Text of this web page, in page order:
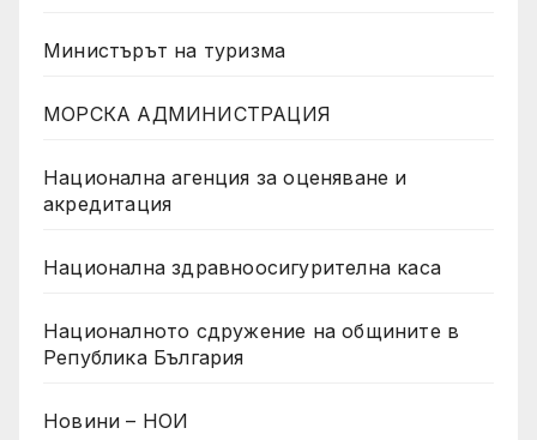
Министърът на туризма
МОРСКА АДМИНИСТРАЦИЯ
Национална агенция за оценяване и
акредитация
Национална здравноосигурителна каса
Националното сдружение на общините в
Република България
Новини – НОИ